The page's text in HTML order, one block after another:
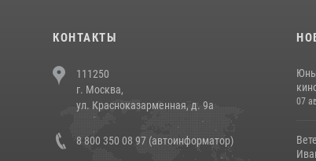
КОНТАКТЫ
111250
г. Москва,
ул. Красноказарменная, д. 9а
8 800 350 08 97 (автоинформатор)
07